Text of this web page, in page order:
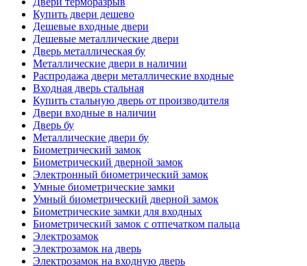
Купить двери дешево
Дешевые входные двери
Дешевые металлические двери
Дверь металлическая бу
Металлические двери в наличии
Распродажа двери металлические входные
Входная дверь стальная
Купить стальную дверь от производителя
Двери входные в наличии
Дверь бу
Металлические двери бу
Биометрический замок
Биометрический дверной замок
Электронный биометрический замок
Умные биометрические замки
Умный биометрический дверной замок
Биометрические замки для входных
Биометрический замок с отпечатком пальца
Электрозамок
Электрозамок на дверь
Электрозамок на входную дверь